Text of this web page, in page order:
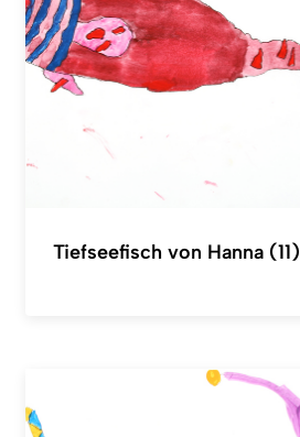
Tiefseefisch von Hanna (11)